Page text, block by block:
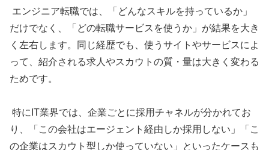
エンジニア転職では、「どんなスキルを持っているか」
だけでなく、「どの転職サービスを使うか」が結果を大き
く左右します。同じ経歴でも、使うサイトやサービスによ
って、紹介される求人やスカウトの質・量は大きく変わる
ためです。
特にIT業界では、企業ごとに採用チャネルが分かれてお
り、「この会社はエージェント経由しか採用しない」「こ
の企業はスカウト型しか使っていない」といったケースも